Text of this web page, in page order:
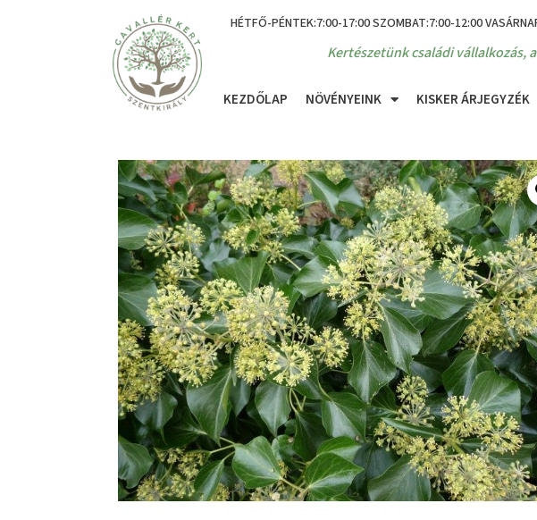
HÉTFŐ-PÉNTEK:7:00-17:00 SZOMBAT:7:00-12:00
Kertészetünk családi vállalkozás,
KEZDŐLAP NÖVÉNYEINK KISKER ÁRJEGYZÉK